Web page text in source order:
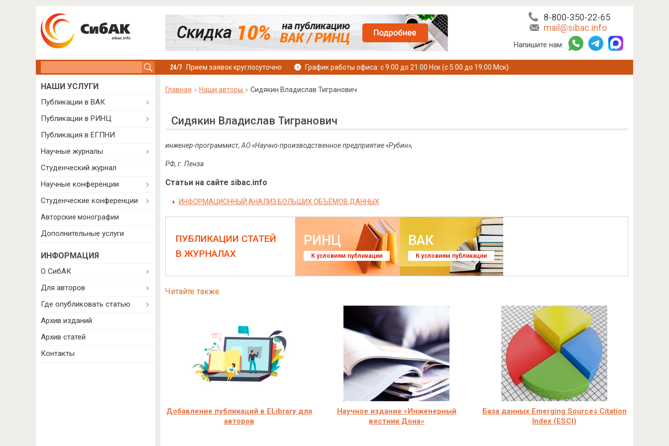
8-800-350-22-65
mail@sibac.info
Напишите нам:
Прием заявок круглосуточно График работы офиса: с 9:00 до 21:00 Нск (с 5:00 до 19:00 Мск)
Главная Наши авторы Сидякин Владислав Тигранович
Сидякин Владислав Тигранович
инженер-программист, АО «Научно-производственное предприятие «Рубин»,
РФ, г. Пенза
Статьи на сайте sibac.info
ИНФОРМАЦИОННЫЙ АНАЛИЗ БОЛЬШИХ ОБЪЁМОВ ДАННЫХ
ПУБЛИКАЦИИ СТАТЕЙ
В ЖУРНАЛАХ
РИНЦ
К условиям публикации
ВАК
К условиям публикации
Читайте также
Добавление публикаций в ELibrary для
авторов
Научное издание «Инженерный
вестник Дона»
База данных Emerging Sources Citation
Index (ESCI)
НАШИ УСЛУГИ
Публикации в ВАК
Публикации в РИНЦ
Публикация в ЕГПНИ
Научные журналы
Студенческий журнал
Научные конференции
Студенческие конференции
Авторские монографии
Дополнительные услуги
ИНФОРМАЦИЯ
О СибАК
Для авторов
Где опубликовать статью
Архив изданий
Архив статей
Контакты